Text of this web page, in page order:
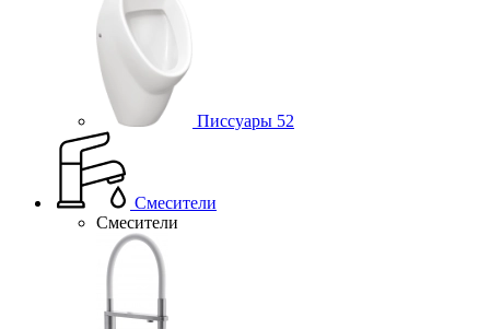
Писсуары 52
Смесители
Смесители